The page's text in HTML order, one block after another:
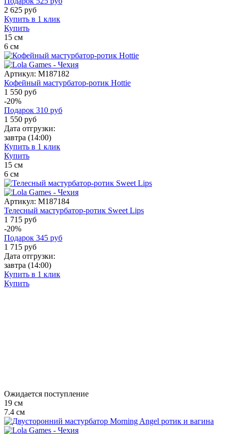
2 625 руб
Купить в 1 клик
Купить
15 см
6 см
Артикул: M187182
Кофейный мастурбатор-ротик Hottie
1 550 руб
-20%
Подарок 310 руб
1 550 руб
Дата отгрузки:
завтра (14:00)
Купить в 1 клик
Купить
15 см
6 см
Артикул: M187184
Телесный мастурбатор-ротик Sweet Lips
1 715 руб
-20%
Подарок 345 руб
1 715 руб
Дата отгрузки:
завтра (14:00)
Купить в 1 клик
Купить
Ожидается поступление
19 см
7.4 см